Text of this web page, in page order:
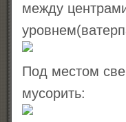
между
Под местом
мусорить: